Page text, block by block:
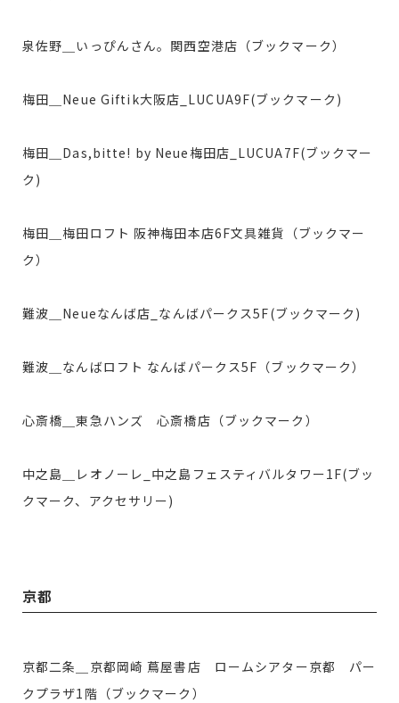
泉佐野＿いっぴんさん。関西空港店（ブックマーク）
梅田＿Neue Giftik大阪店_LUCUA9F(ブックマーク)
梅田＿Das,bitte! by Neue梅田店_LUCUA7F(ブックマー
ク)
梅田＿梅田ロフト 阪神梅田本店6F文具雑貨（ブックマー
ク）
難波＿Neueなんば店_なんばパークス5F(ブックマーク)
難波＿なんばロフト なんばパークス5F（ブックマーク）
心斎橋＿東急ハンズ 心斎橋店（ブックマーク）
中之島＿レオノーレ_中之島フェスティバルタワー1F(ブッ
クマーク、アクセサリー)
京都
京都二条＿京都岡崎 蔦屋書店 ロームシアター京都 パー
クプラザ1階（ブックマーク）